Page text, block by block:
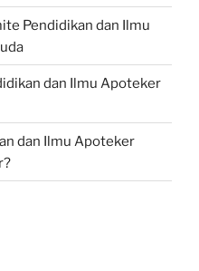
Pendidikan dan Ilmu
dan Ilmu Apoteker
dan Ilmu Apoteker